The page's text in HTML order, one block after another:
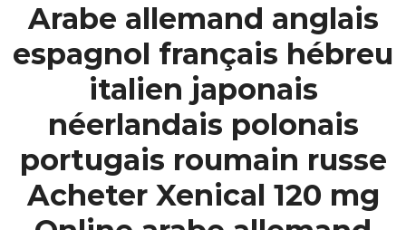
Arabe allemand anglais
espagnol français hébreu
italien japonais
néerlandais polonais
portugais roumain russe
Acheter Xenical 120 mg